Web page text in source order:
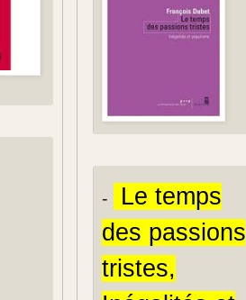
-
Le temps
des passions
tristes,